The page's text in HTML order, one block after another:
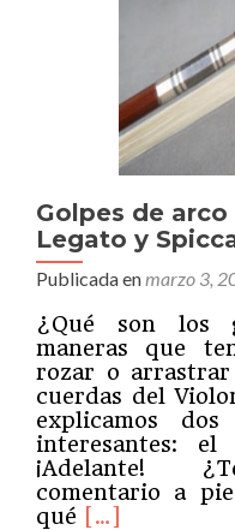
Golpes de
Legato y
Publicada en marzo 3,
¿Qué son los
maneras que
rozar o
cuerdas del
explicamos
interesantes:
¡Adelante!
comentario a
qué Leer
[…]